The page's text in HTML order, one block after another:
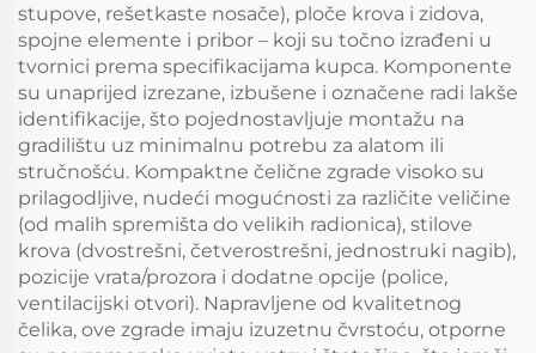
stupove, rešetkaste nosače), ploče krova i zidova,
spojne elemente i pribor – koji su točno izrađeni u
tvornici prema specifikacijama kupca. Komponente
su unaprijed izrezane, izbušene i označene radi lakše
identifikacije, što pojednostavljuje montažu na
gradilištu uz minimalnu potrebu za alatom ili
stručnošću. Kompaktne čelične zgrade visoko su
prilagodljive, nudeći mogućnosti za različite veličine
(od malih spremišta do velikih radionica), stilove
krova (dvostrešni, četverostrešni, jednostruki nagib),
pozicije vrata/prozora i dodatne opcije (police,
ventilacijski otvori). Napravljene od kvalitetnog
čelika, ove zgrade imaju izuzetnu čvrstoću, otporne